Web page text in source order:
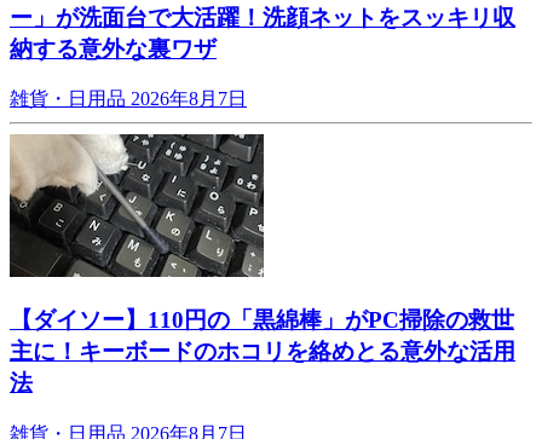
ー」が洗面台で大活躍！洗顔ネットをスッキリ収
納する意外な裏ワザ
雑貨・日用品 2026年8月7日
【ダイソー】110円の「黒綿棒」がPC掃除の救世
主に！キーボードのホコリを絡めとる意外な活用
法
雑貨・日用品 2026年8月7日